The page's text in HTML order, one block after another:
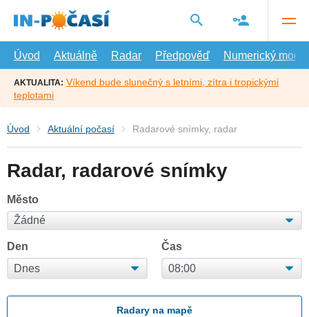
hlavní
Úvod
Aktuálně Radar Předpověď Numerický model
AKTUALITA: Víkend bude slunečný s letními, zítra i tropickými
teplotami
Úvod Aktuální počasí Radarové snímky, radar
Radar, radarové snímky
Město
Den Čas
Radary na mapě